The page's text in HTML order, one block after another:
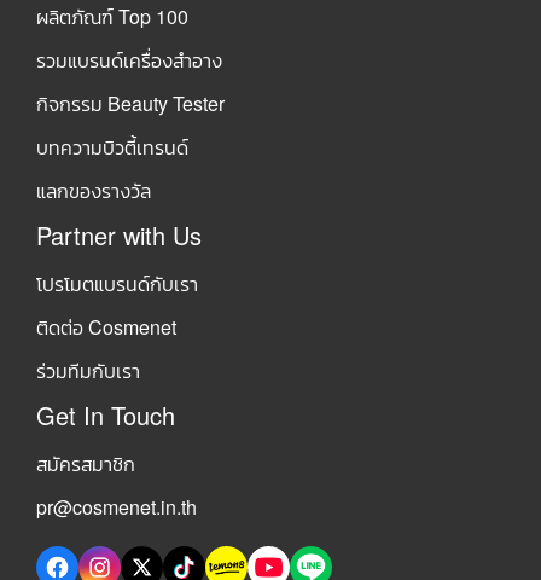
ผลิตภัณฑ์ Top 100
รวมแบรนด์เครื่องสำอาง
กิจกรรม Beauty Tester
บทความบิวตี้เทรนด์
แลกของรางวัล
Partner with Us
โปรโมตแบรนด์กับเรา
ติดต่อ Cosmenet
ร่วมทีมกับเรา
Get In Touch
สมัครสมาชิก
pr@cosmenet.in.th